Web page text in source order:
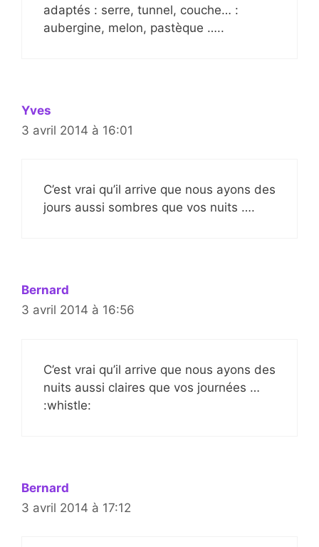
adaptés : serre, tunnel, couche… :
aubergine, melon, pastèque …..
Yves
3 avril 2014 à 16:01
C’est vrai qu’il arrive que nous ayons des
jours aussi sombres que vos nuits ….
Bernard
3 avril 2014 à 16:56
C’est vrai qu’il arrive que nous ayons des
nuits aussi claires que vos journées …
:whistle:
Bernard
3 avril 2014 à 17:12